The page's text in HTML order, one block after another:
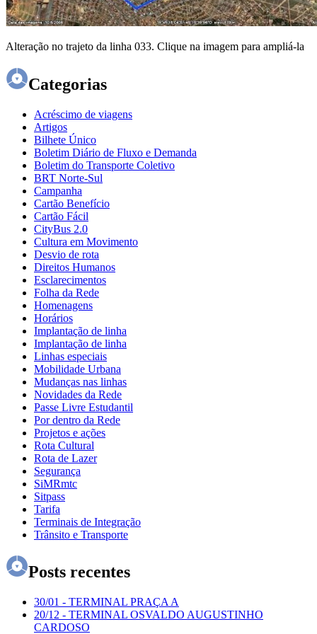
Alteração no trajeto da linha 033. Clique na imagem para ampliá-la
Categorias
Acréscimo de viagens
Artigos
Bilhete Único
Boletim Diário de Fluxo e Demanda
Boletim do Transporte Coletivo
BRT Norte-Sul
Campanha
Cartão Benefício
Cartão Fácil
CityBus 2.0
Cultura em Movimento
Desvio de rota
Direitos Humanos
Esclarecimentos
Folha da Rede
Homenagens
Horários
Implantação de linha
Implantação de linha
Linhas especiais
Mobilidade Urbana
Mudanças nas linhas
Novidades da Rede
Passe Livre Estudantil
Por dentro da Rede
Projetos e ações
Rota Cultural
Rota de Lazer
Segurança
SiMRmtc
Sitpass
Tarifa
Terminais de Integração
Trânsito e Transporte
Posts recentes
30/01 - TERMINAL PRAÇA A
20/12 - TERMINAL OSVALDO AUGUSTINHO
CARDOSO